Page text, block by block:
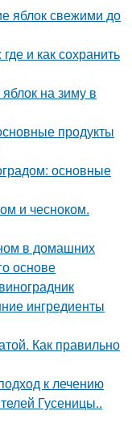
яблок свежими до
и как сохранить
на зиму в
продукты
основные
и чесноком.
в домашних
основе
ингредиенты
Как правильно
к лечению
Гусеницы..